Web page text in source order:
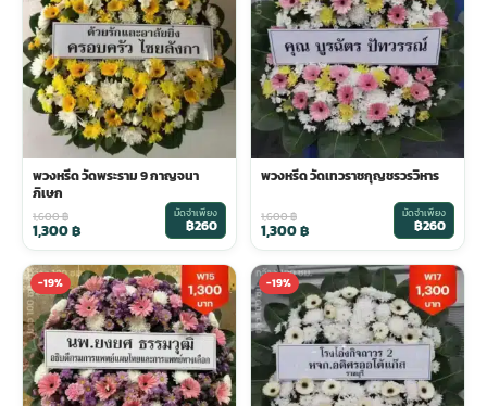
ดอกไม้งานศพ ปากคลองตลาด
ร้านดอกไม้งานศพ ใกล้ฉัน
ดอกไม้งานศพ ราคาถูก
จัดดอกไม้งานศพ ราคา
ดอกไม้งานศพ ส่งฟรี
ดอกไม้งานศพ ออนไลน์
สั่งพวงหรีด ออนไลน์
ส่งพวงหรีด ด่วน กรุงเทพ
ร้านพวงหรีด กรุงเทพ ส่งฟรี
พวงหรีด ปากคลองตลาด ราคา
พวงหรีด ส่งด่วน วันนี้
มรุ ออนไลน์
มรุ ส่งด่วน
น้าเมรุ กรุงเทพ
พวงหรีด วัดพระราม 9 กาญจนา
ภิเษก
1,600฿
1,300฿
มัดจำเพียง
฿260
พวงหรีด วัดเทวราชกุญชรวรวิหาร
1,600฿
1,300฿
มัดจำเพียง
฿260
-19% -19%